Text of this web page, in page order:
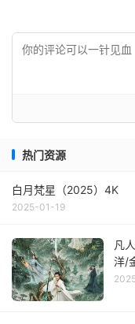
热门资源
白月梵星（2025）4K
2025-01-19
凡
洋/